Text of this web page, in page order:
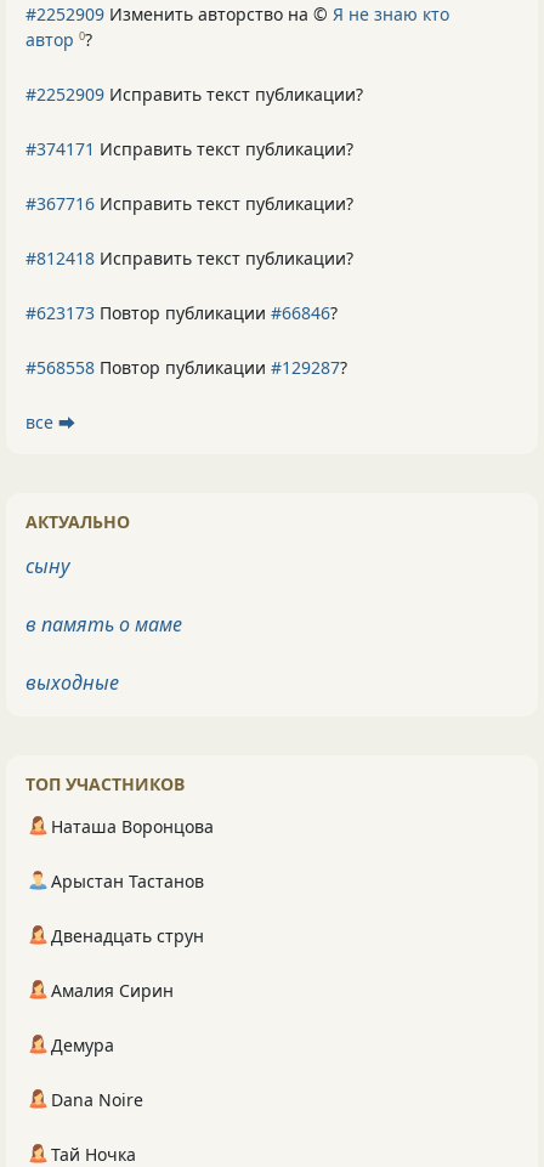
#2252909 Изменить авторство на © Я не знаю кто
автор 0?
#2252909 Исправить текст публикации?
#374171 Исправить текст публикации?
#367716 Исправить текст публикации?
#812418 Исправить текст публикации?
#623173 Повтор публикации #66846?
#568558 Повтор публикации #129287?
все ⮕
АКТУАЛЬНО
сыну
в память о маме
выходные
ТОП УЧАСТНИКОВ
Наташа Воронцова
Арыстан Тастанов
Двенадцать струн
Амалия Сирин
Демура
Dana Noire
Тай Ночка